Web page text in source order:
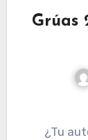
Grúas
¿Tu